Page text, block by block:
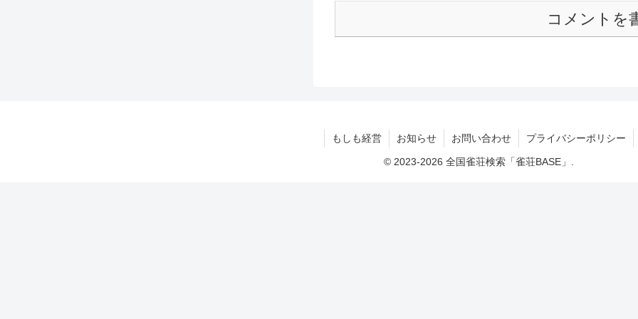
コメントを
もしも経営 お知らせ お問い合わせ プライバシーポリシー
© 2023-2026 全国雀荘検索「雀荘BASE」.